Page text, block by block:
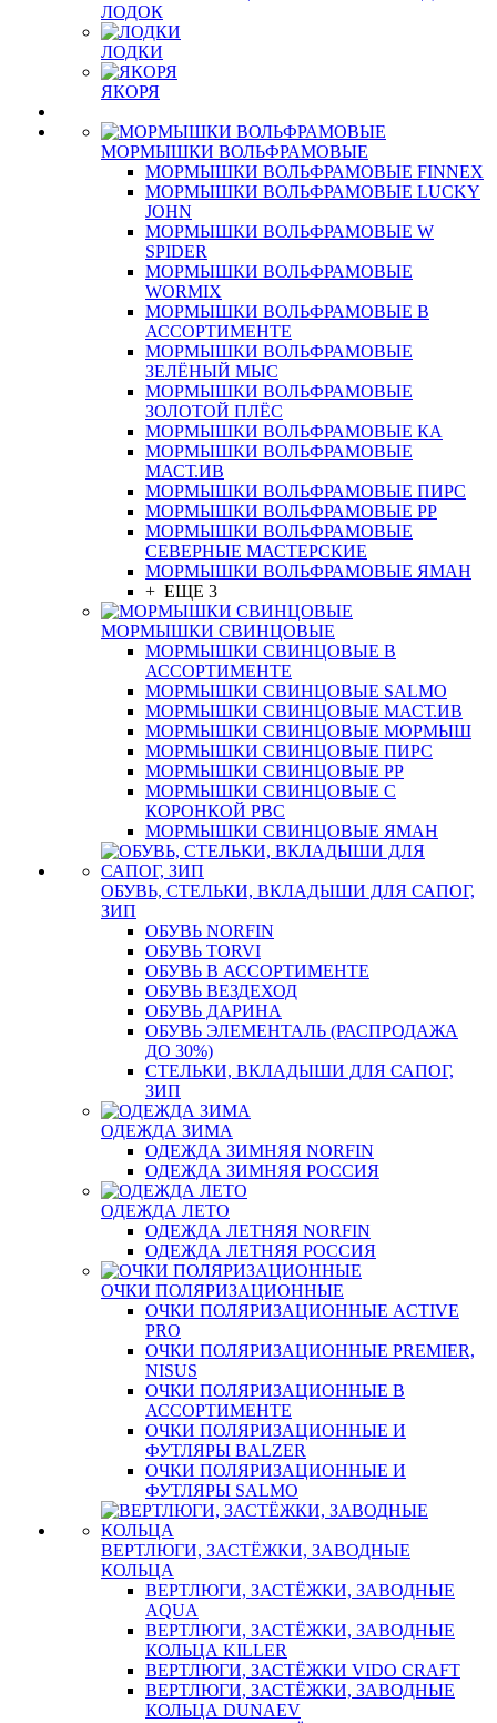
ЛОДОК
ЛОДКИ
ЯКОРЯ
МОРМЫШКИ ВОЛЬФРАМОВЫЕ
МОРМЫШКИ ВОЛЬФРАМОВЫЕ FINNEX
МОРМЫШКИ ВОЛЬФРАМОВЫЕ LUCKY
JOHN
МОРМЫШКИ ВОЛЬФРАМОВЫЕ W
SPIDER
МОРМЫШКИ ВОЛЬФРАМОВЫЕ
WORMIX
МОРМЫШКИ ВОЛЬФРАМОВЫЕ В
АССОРТИМЕНТЕ
МОРМЫШКИ ВОЛЬФРАМОВЫЕ
ЗЕЛЁНЫЙ МЫС
МОРМЫШКИ ВОЛЬФРАМОВЫЕ
ЗОЛОТОЙ ПЛЁС
МОРМЫШКИ ВОЛЬФРАМОВЫЕ КА
МОРМЫШКИ ВОЛЬФРАМОВЫЕ
МАСТ.ИВ
МОРМЫШКИ ВОЛЬФРАМОВЫЕ ПИРС
МОРМЫШКИ ВОЛЬФРАМОВЫЕ РР
МОРМЫШКИ ВОЛЬФРАМОВЫЕ
СЕВЕРНЫЕ МАСТЕРСКИЕ
МОРМЫШКИ ВОЛЬФРАМОВЫЕ ЯМАН
+ ЕЩЕ 3
МОРМЫШКИ СВИНЦОВЫЕ
МОРМЫШКИ СВИНЦОВЫЕ В
АССОРТИМЕНТЕ
МОРМЫШКИ СВИНЦОВЫЕ SALMO
МОРМЫШКИ СВИНЦОВЫЕ МАСТ.ИВ
МОРМЫШКИ СВИНЦОВЫЕ МОРМЫШ
МОРМЫШКИ СВИНЦОВЫЕ ПИРС
МОРМЫШКИ СВИНЦОВЫЕ РР
МОРМЫШКИ СВИНЦОВЫЕ С
КОРОНКОЙ РВС
МОРМЫШКИ СВИНЦОВЫЕ ЯМАН
ОБУВЬ, СТЕЛЬКИ, ВКЛАДЫШИ ДЛЯ САПОГ,
ЗИП
ОБУВЬ NORFIN
ОБУВЬ TORVI
ОБУВЬ В АССОРТИМЕНТЕ
ОБУВЬ ВЕЗДЕХОД
ОБУВЬ ДАРИНА
ОБУВЬ ЭЛЕМЕНТАЛЬ (РАСПРОДАЖА
ДО 30%)
СТЕЛЬКИ, ВКЛАДЫШИ ДЛЯ САПОГ,
ЗИП
ОДЕЖДА ЗИМА
ОДЕЖДА ЗИМНЯЯ NORFIN
ОДЕЖДА ЗИМНЯЯ РОССИЯ
ОДЕЖДА ЛЕТО
ОДЕЖДА ЛЕТНЯЯ NORFIN
ОДЕЖДА ЛЕТНЯЯ РОССИЯ
ОЧКИ ПОЛЯРИЗАЦИОННЫЕ
ОЧКИ ПОЛЯРИЗАЦИОННЫЕ ACTIVE
PRO
ОЧКИ ПОЛЯРИЗАЦИОННЫЕ PREMIER,
NISUS
ОЧКИ ПОЛЯРИЗАЦИОННЫЕ В
АССОРТИМЕНТЕ
ОЧКИ ПОЛЯРИЗАЦИОННЫЕ И
ФУТЛЯРЫ BALZER
ОЧКИ ПОЛЯРИЗАЦИОННЫЕ И
ФУТЛЯРЫ SALMO
ВЕРТЛЮГИ, ЗАСТЁЖКИ, ЗАВОДНЫЕ
КОЛЬЦА
ВЕРТЛЮГИ, ЗАСТЁЖКИ, ЗАВОДНЫЕ
AQUA
ВЕРТЛЮГИ, ЗАСТЁЖКИ, ЗАВОДНЫЕ
КОЛЬЦА KILLER
ВЕРТЛЮГИ, ЗАСТЁЖКИ VIDO CRAFT
ВЕРТЛЮГИ, ЗАСТЁЖКИ, ЗАВОДНЫЕ
КОЛЬЦА DUNAEV